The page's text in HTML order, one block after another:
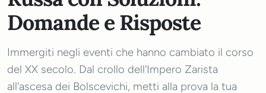
Domande e Risposte
Immergiti negli eventi che hanno cambiato il corso
del XX secolo. Dal crollo dell'Impero Zarista
all'ascesa dei Bolscevichi, metti alla prova la tua